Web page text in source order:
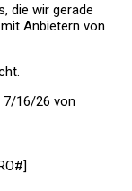
die wir gerade
Anbietern von
7/16/26 von